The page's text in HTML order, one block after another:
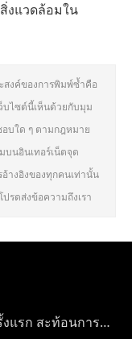
งแวดล้อมใน
สงค์ของการพิมพ์ซ้ำคือ
บไซต์นี้เห็นด้วยกับมุม
บใด ๆ ตามกฎหมาย
บนอินเทอร์เน็ตจุด
อ้างอิงของทุกคนเท่านั้น
รดส่งข้อความถึงเรา
แรก สะท้อนการ